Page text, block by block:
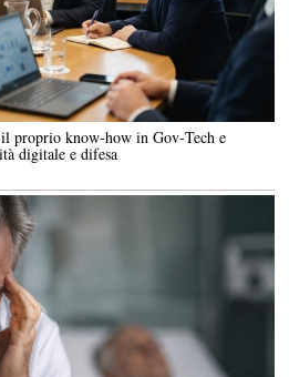
proprio know‑how in Gov‑Tech e
digitale e difesa